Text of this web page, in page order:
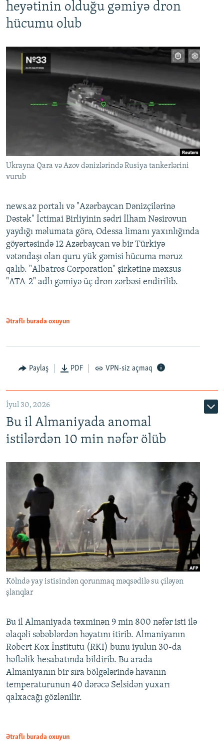
heyətinin olduğu gəmiyə dron
hücumu olub
Ukrayna Qara və Azov dənizlərində Rusiya tankerlərini
vurub
news.az portalı və "Azərbaycan Dənizçilərinə
Dəstək" İctimai Birliyinin sədri İlham Nəsirovun
yaydığı məlumata görə, Odessa limanı yaxınlığında
göyərtəsində 12 Azərbaycan və bir Türkiyə
vətəndaşı olan quru yük gəmisi hücuma məruz
qalıb. "Albatros Corporation" şirkətinə məxsus
"ATA-2" adlı gəmiyə üç dron zərbəsi endirilib.
Ətraflı burada oxuyun
Paylaş PDF VPN-siz açmaq
İyul 30, 2026
Bu il Almaniyada anomal
istilərdən 10 min nəfər ölüb
Kölndə yay istisindən qorunmaq məqsədilə su çiləyən
şlanqlar
Bu il Almaniyada təxminən 9 min 800 nəfər isti ilə
əlaqəli səbəblərdən həyatını itirib. Almaniyanın
Robert Kox İnstitutu (RKI) bunu iyulun 30-da
həftəlik hesabatında bildirib. Bu arada
Almaniyanın bir sıra bölgələrində havanın
temperaturunun 40 dərəcə Selsidən yuxarı
qalxacağı gözlənilir.
Ətraflı burada oxuyun